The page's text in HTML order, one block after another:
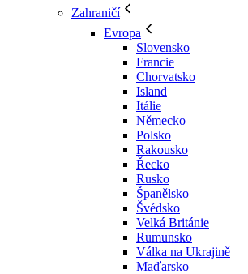
Zahraničí
Evropa
Slovensko
Francie
Chorvatsko
Island
Itálie
Německo
Polsko
Rakousko
Řecko
Rusko
Španělsko
Švédsko
Velká Británie
Rumunsko
Válka na Ukrajině
Maďarsko